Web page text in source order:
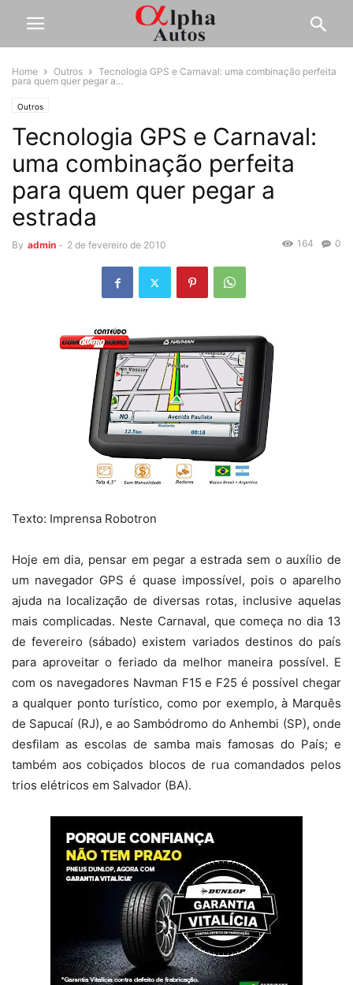
Home Outros
Tecnologia GPS e Carnaval: uma combinação perfeita
para quem quer pegar a...
Outros
Tecnologia GPS e Carnaval:
uma combinação perfeita
para quem quer pegar a
estrada
By admin - 2 de fevereiro de 2010 0
164
Texto: Imprensa Robotron
Hoje em dia, pensar em pegar a estrada sem o auxílio de
um navegador GPS é quase impossível, pois o aparelho
ajuda na localização de diversas rotas, inclusive aquelas
mais complicadas. Neste Carnaval, que começa no dia 13
de fevereiro (sábado) existem variados destinos do país
para aproveitar o feriado da melhor maneira possível. E
com os navegadores Navman F15 e F25 é possível chegar
a qualquer ponto turístico, como por exemplo, à Marquês
de Sapucaí (RJ), e ao Sambódromo do Anhembi (SP), onde
desfilam as escolas de samba mais famosas do País; e
também aos cobiçados blocos de rua comandados pelos
trios elétricos em Salvador (BA).